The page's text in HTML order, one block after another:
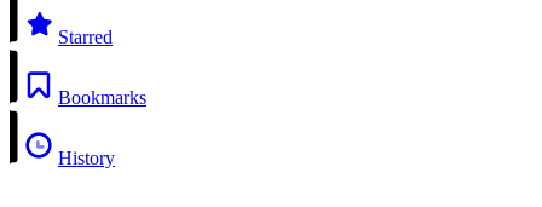
Starred
Bookmarks
History